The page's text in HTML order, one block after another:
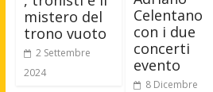
mistero del
trono vuoto
2 Settembre
2024
Celentano
con i due
concerti
evento
8 Dicembre